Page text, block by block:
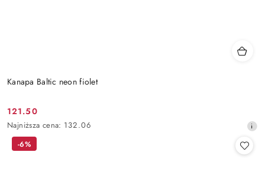
Kanapa Baltic neon fiolet
Cena
promocyjna:
121.50
Najniższa
cena
Najniższa cena: 132.06
-6%